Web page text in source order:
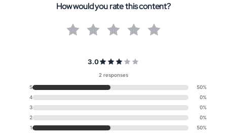
How would you rate this content?
3.0
2 responses
5
50%
4
0%
3
0%
2
0%
1
50%